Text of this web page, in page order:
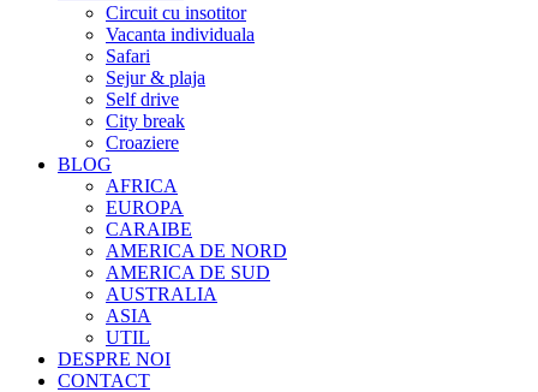
Circuit cu insotitor
Vacanta individuala
Safari
Sejur & plaja
Self drive
City break
Croaziere
BLOG
AFRICA
EUROPA
CARAIBE
AMERICA DE NORD
AMERICA DE SUD
AUSTRALIA
ASIA
UTIL
DESPRE NOI
CONTACT